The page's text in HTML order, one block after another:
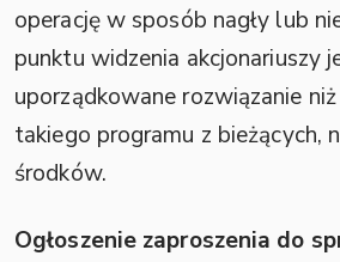
operację w sposób nagły lub
punktu widzenia akcjonariuszy
uporządkowane rozwiązanie
takiego programu z bieżących,
środków.
Ogłoszenie zaproszenia do